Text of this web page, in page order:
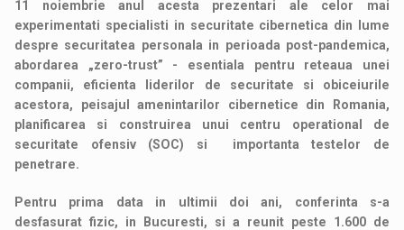
11 noiembrie anul acesta prezentari ale celor mai
experimentati specialisti in securitate cibernetica din lume
despre securitatea personala in perioada post-pandemica,
abordarea „zero-trust” - esentiala pentru reteaua unei
companii, eficienta liderilor de securitate si obiceiurile
acestora, peisajul amenintarilor cibernetice din Romania,
planificarea si construirea unui centru operational de
securitate ofensiv (SOC) si importanta testelor de
penetrare.
Pentru prima data in ultimii doi ani, conferinta s-a
desfasurat fizic, in Bucuresti, si a reunit peste 1.600 de